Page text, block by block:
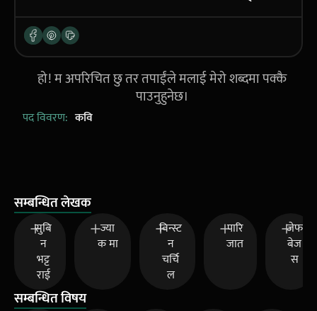
हो! म अपरिचित छु तर तपाईंले मलाई मेरो शब्दमा पक्कै
पाउनुहुनेछ।
पद विवरण: कवि
सम्बन्धित लेखक
सुबि
न
भट्ट
राई
ज्या
क मा
विन्स्ट
न
चर्चि
ल
पारि
जात
जेफ
बेज
स
सम्बन्धित विषय